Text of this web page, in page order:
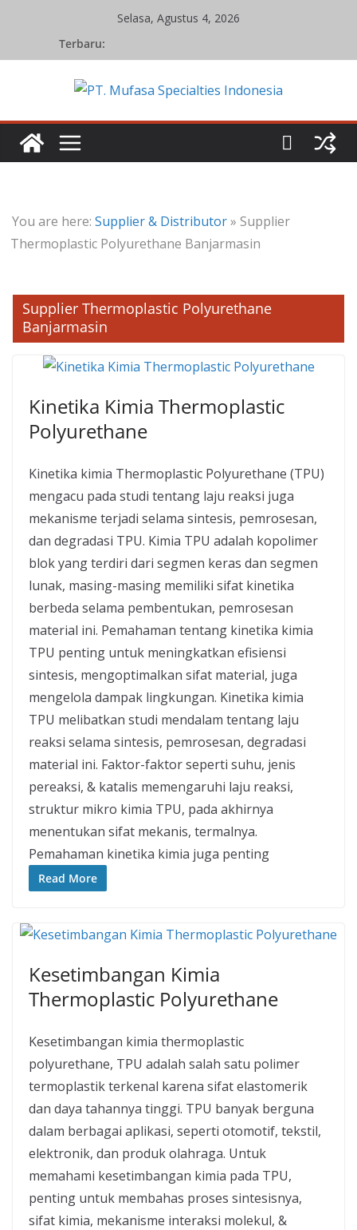
Selasa, Agustus 4, 2026
Terbaru:
You are here: Supplier & Distributor» Supplier
Thermoplastic Polyurethane Banjarmasin
Supplier Thermoplastic Polyurethane
Banjarmasin
Kinetika Kimia Thermoplastic
Polyurethane
Kinetika kimia Thermoplastic Polyurethane (TPU)
mengacu pada studi tentang laju reaksi juga
mekanisme terjadi selama sintesis, pemrosesan,
dan degradasi TPU. Kimia TPU adalah kopolimer
blok yang terdiri dari segmen keras dan segmen
lunak, masing-masing memiliki sifat kinetika
berbeda selama pembentukan, pemrosesan
material ini. Pemahaman tentang kinetika kimia
TPU penting untuk meningkatkan efisiensi
sintesis, mengoptimalkan sifat material, juga
mengelola dampak lingkungan. Kinetika kimia
TPU melibatkan studi mendalam tentang laju
reaksi selama sintesis, pemrosesan, degradasi
material ini. Faktor-faktor seperti suhu, jenis
pereaksi, & katalis memengaruhi laju reaksi,
struktur mikro kimia TPU, pada akhirnya
menentukan sifat mekanis, termalnya.
Pemahaman kinetika kimia juga penting
Read More
Kesetimbangan Kimia
Thermoplastic Polyurethane
Kesetimbangan kimia thermoplastic
polyurethane, TPU adalah salah satu polimer
termoplastik terkenal karena sifat elastomerik
dan daya tahannya tinggi. TPU banyak berguna
dalam berbagai aplikasi, seperti otomotif, tekstil,
elektronik, dan produk olahraga. Untuk
memahami kesetimbangan kimia pada TPU,
penting untuk membahas proses sintesisnya,
sifat kimia, mekanisme interaksi molekul, &